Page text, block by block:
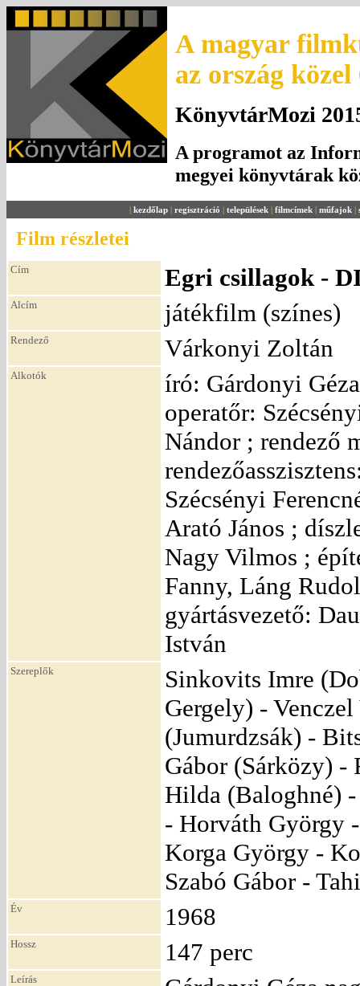
A magyar
az ország
KönyvtárMozi
A programot az
megyei könyvtárak
| kezdőlap | regisztráció | települések | filmcímek | műfajok |
Film részletei
Cím Egri csillagok -
Alcím játékfilm (színes)
Rendező Várkonyi Zoltán
Alkotók
író: Gárdonyi
operatőr:
Nándor ; rendező
Szécsényi
Arató János ;
Nagy Vilmos ;
Fanny, Láng
gyártásvezető:
István
Szereplők
Sinkovits Imre
Gergely) -
(Jumurdzsák) -
Gábor (Sárközy)
Hilda (Baloghné) -
- Horváth György
Korga György -
Szabó Gábor -
Év 1968
Hossz 147 perc
Leírás